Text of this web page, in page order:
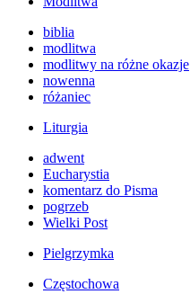
biblia
modlitwa
modlitwy na różne okazje
nowenna
różaniec
Liturgia
adwent
Eucharystia
komentarz do Pisma
pogrzeb
Wielki Post
Pielgrzymka
Częstochowa